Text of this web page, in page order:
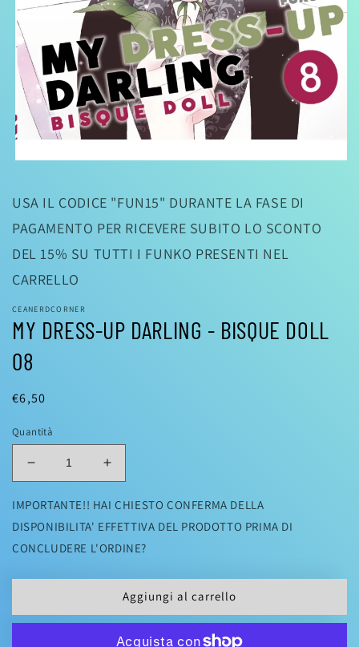
1
finestra
modale
USA IL CODICE "FUN15" DURANTE LA FASE DI
PAGAMENTO PER RICEVERE SUBITO LO SCONTO
DEL 15% SU TUTTI I FUNKO PRESENTI NEL
CARRELLO
CEANERDCORNER
MY DRESS-UP DARLING - BISQUE DOLL
08
Prezzo
listino
€6,50
Quantità
Diminuisci
quantità
per
MY
UP
DOLL
Aumenta
quantità
per
MY
UP
BISQUE
DOLL
08
IMPORTANTE!! HAI CHIESTO CONFERMA DELLA
DISPONIBILITA' EFFETTIVA DEL PRODOTTO PRIMA DI
CONCLUDERE L'ORDINE?
Aggiungi al carrello